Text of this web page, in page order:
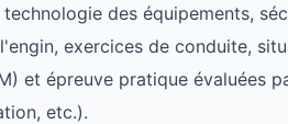
des équipements,
exercices de conduite,
et épreuve pratique évaluées
etc.).